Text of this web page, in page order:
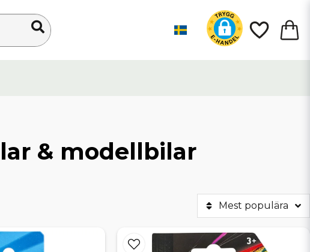
& modellbilar
Mest populära